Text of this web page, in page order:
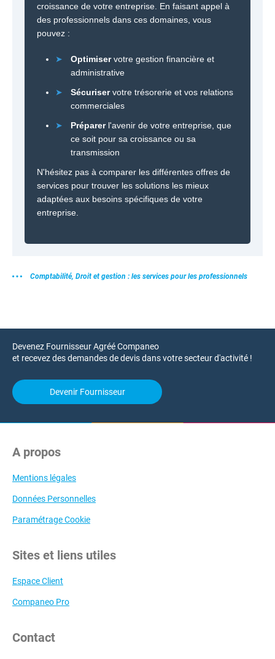
croissance de votre entreprise. En faisant appel à
des professionnels dans ces domaines, vous
pouvez :
➤ Optimiservotre gestion financière et
administrative
➤
Sécuriservotre trésorerie et vos relations
commerciales
➤
Préparerl'avenir de votre entreprise, que
ce soit pour sa croissance ou sa
transmission
N'hésitez pas à comparer les différentes offres de
services pour trouver les solutions les mieux
adaptées aux besoins spécifiques de votre
entreprise.
Comptabilité, Droit et gestion : les services pour les professionnels
Devenez Fournisseur Agréé Companeo
et recevez des demandes de devis dans votre secteur d'activité !
Devenir Fournisseur
A propos
Mentions légales
Données Personnelles
Paramétrage Cookie
Sites et liens utiles
Espace Client
Companeo Pro
Contact